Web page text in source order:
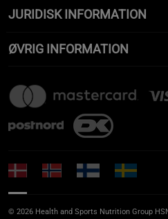
JURIDISK INFORMATION
ØVRIG INFORMATION
© 2026 Health and Sports Nutrition Group